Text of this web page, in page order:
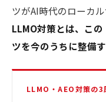
ツがAI時代のローカ
LLMO対策とは、こ
ツを今のうちに整備す
LLMO・AEO対策の3